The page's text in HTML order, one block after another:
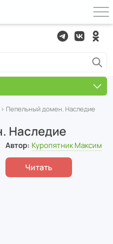
Пепельный домен. Наследие
Наследие
Автор: Куропятник Максим
Читать